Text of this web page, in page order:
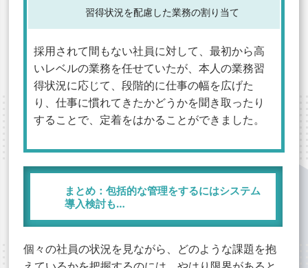
習得状況を配慮した業務の割り当て
採用されて間もない社員に対して、最初から高
いレベルの業務を任せていたが、本人の業務習
得状況に応じて、段階的に仕事の幅を広げた
り、仕事に慣れてきたかどうかを聞き取ったり
することで、定着をはかることができました。
まとめ：包括的な管理をするにはシステム
導入検討も…
個々の社員の状況を見ながら、どのような課題を抱